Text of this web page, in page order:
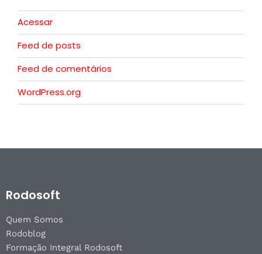
Acessar
Feed de posts
Feed de comentários
WordPress.org
Rodosoft
Quem Somos
Rodoblog
Formação Integral Rodosoft